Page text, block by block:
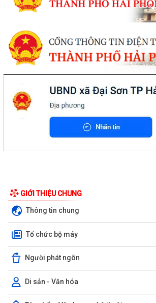
GIỚI THIỆU CHUNG
Thông tin chung
Tổ chức bộ máy
Người phát ngôn
Di sản - Văn hóa